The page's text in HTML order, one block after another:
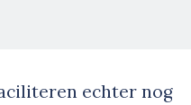
echter nog